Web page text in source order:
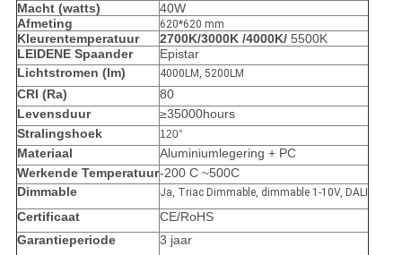
Macht (watts)
40W
Afmeting
620*620 mm
Kleurentemperatuur 2700K/3000K /4000K/ 5500K
LEIDENE Spaander
Epistar
Lichtstromen (lm)
4000LM, 5200LM
CRI (Ra)
80
Levensduur
≥35000hours
Stralingshoek
120°
Materiaal
Aluminiumlegering + PC
Werkende Temperatuur-200 C ~500C
Dimmable
Ja, Triac Dimmable, dimmable 1-10V, DALI
Certificaat
CE/RoHS
Garantieperiode
3 jaar